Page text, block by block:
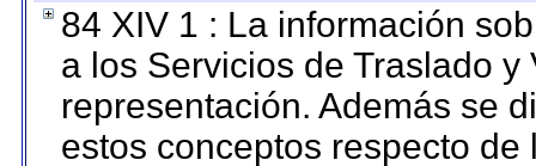
84 XIV 1 : La información
a los Servicios de Traslado
representación. Además se
estos conceptos respecto